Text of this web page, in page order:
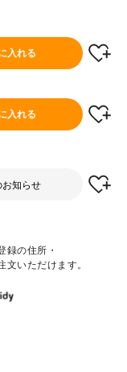
入れる
入れる
知らせ
録の住所・
いただけます。